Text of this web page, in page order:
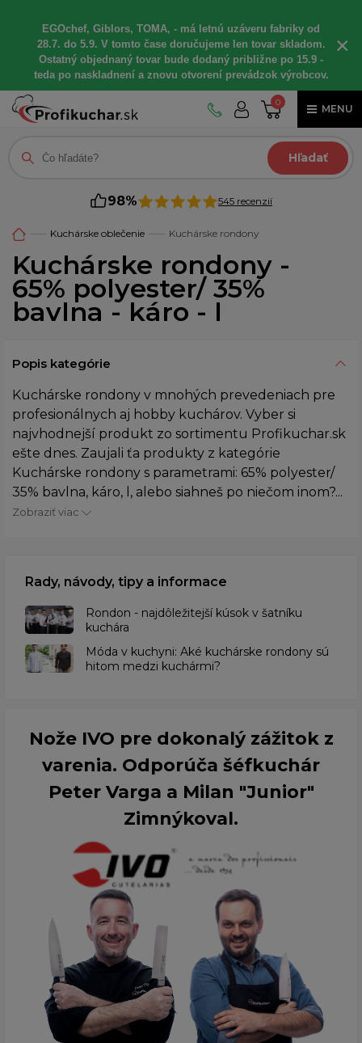
EGOchef, Giblors, TOMA, - má letnú uzáveru fabriky od
28.7. do 5.9. V tomto čase doručujeme len tovar skladom.
Ostatný objednaný tovar bude dodaný približne po 15.9 -
teda po naskladnení a znovu otvorení prevádzok výrobcov.
×
0
MENU
Hľadať
98% 545 recenzií
Kuchárske oblečenie Kuchárske rondony
Kuchárske rondony -
65% polyester/ 35%
bavlna - káro - l
Popis kategórie
Kuchárske rondony v mnohých prevedeniach pre
profesionálnych aj hobby kuchárov. Vyber si
najvhodnejší produkt zo sortimentu Profikuchar.sk
ešte dnes. Zaujali ťa produkty z kategórie
Kuchárske rondony s parametrami: 65% polyester/
35% bavlna, káro, l, alebo siahneš po niečom inom?...
Zobraziť viac
Rady, návody, tipy a informace
Rondon - najdôležitejší kúsok v šatníku
kuchára
​Móda v kuchyni: Aké kuchárske rondony sú
hitom medzi kuchármi?
Nože IVO pre dokonalý zážitok z
varenia. Odporúča šéfkuchár
Peter Varga a Milan "Junior"
Zimnýkoval.